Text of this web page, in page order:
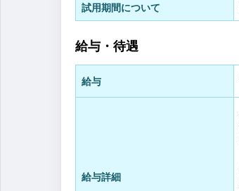
試用期間について
給与・待遇
給与
給与詳細